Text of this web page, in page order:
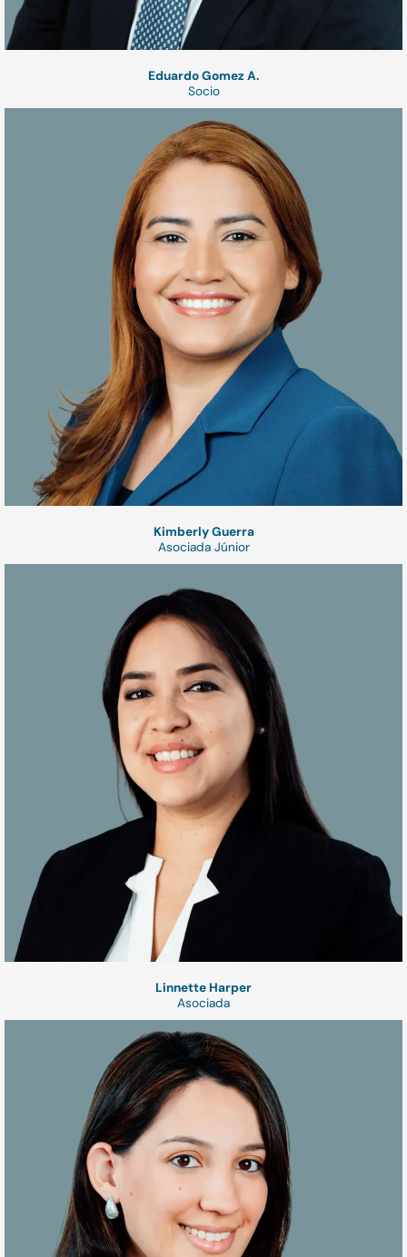
Eduardo Gomez A.
Socio
Kimberly Guerra
Asociada Júnior
Linnette Harper
Asociada